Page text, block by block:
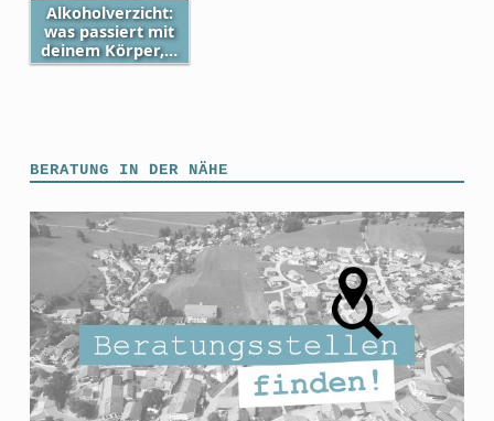
Alkoholverzicht:
was passiert mit
deinem Körper,…
BERATUNG IN DER NÄHE